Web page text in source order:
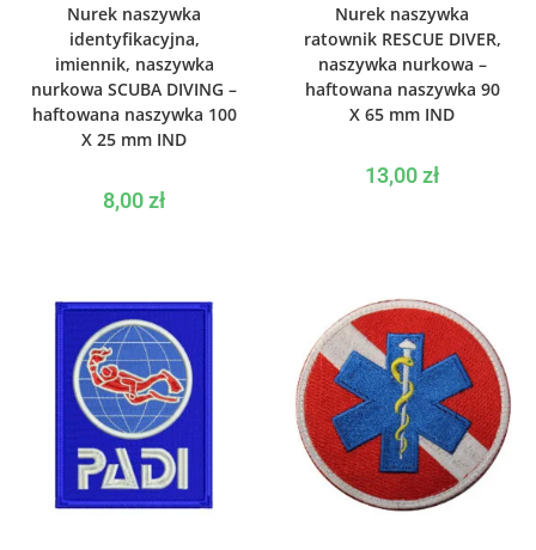
Nurek naszywka
identyfikacyjna,
imiennik, naszywka
nurkowa SCUBA DIVING –
haftowana naszywka 100
X 25 mm IND
8,00zł
Nurek naszywka
ratownik RESCUE DIVER,
naszywka nurkowa –
haftowana naszywka 90
X 65 mm IND
13,00zł